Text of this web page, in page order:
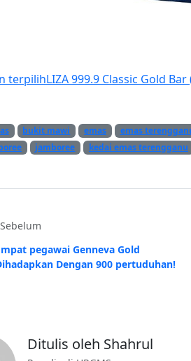
terpilihLIZA 999.9 Classic Gold Bar
bukit mawi emas emas
jamboree kedai emas terengganu
pegawai Genneva Gold
Dengan 900 pertuduhan!
Ditulis oleh Shahrul